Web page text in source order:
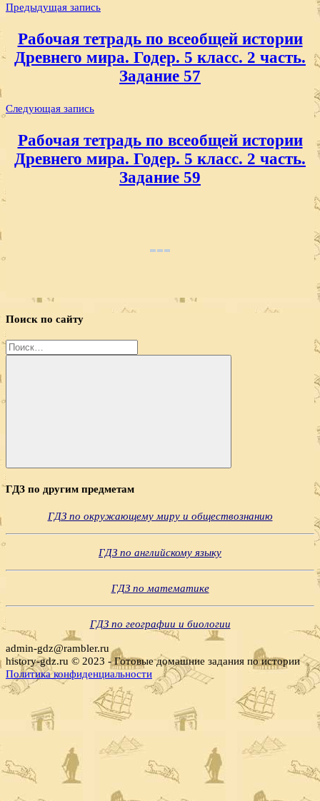
Навигация
записям
Предыдущая запись
Рабочая тетрадь по всеобщей истории
Древнего мира. Годер. 5 класс. 2 часть.
Задание 57
Следующая запись
Рабочая тетрадь по всеобщей истории
Древнего мира. Годер. 5 класс. 2 часть.
Задание 59
Поиск по сайту
Найти:
Поиск
ГДЗ по другим предметам
ГДЗ по окружающему миру и обществознанию
ГДЗ по английскому языку
ГДЗ по математике
ГДЗ по географии и биологии
admin-gdz@rambler.ru
history-gdz.ru © 2023 - Готовые домашние задания по истории
Политика конфиденциальности